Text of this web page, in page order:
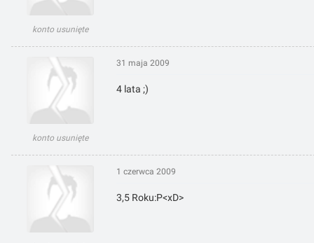
konto usunięte
konto usunięte
31 maja 2009
4 lata ;)
1 czerwca 2009
3,5 Roku:P<xD>